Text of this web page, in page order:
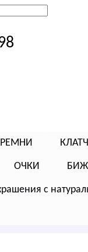
РЕМНИ
ОЧКИ
с